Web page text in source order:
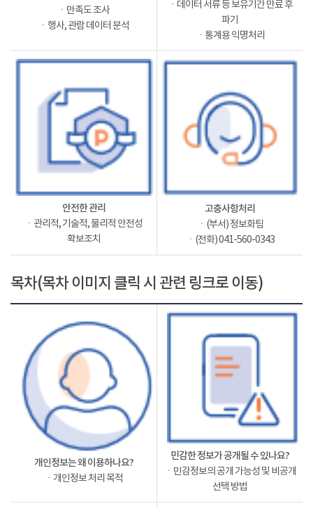
ㆍ만족도 조사
ㆍ행사, 관람 데이터 분석
ㆍ데이터 서류 등 보유기간 만료 후
파기
ㆍ통계용 익명처리
안전한 관리
ㆍ관리적, 기술적, 물리적 안전성
확보조치
고충사항처리
ㆍ(부서) 정보화팀
ㆍ(전화) 041-560-0343
목차(목차 이미지 클릭 시 관련 링크로 이동)
개인정보는 왜 이용하나요?
ㆍ개인정보 처리 목적
민감한 정보가 공개될 수 있나요?
ㆍ민감정보의 공개 가능성 및 비공개
선택 방법